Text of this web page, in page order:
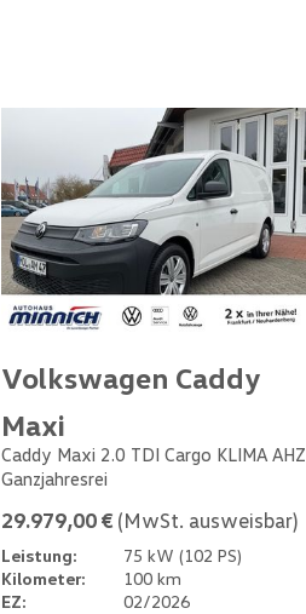
Volkswagen Caddy
Maxi
Caddy Maxi 2.0 TDI Cargo KLIMA AHZ
Ganzjahresrei
29.979,00 € (MwSt. ausweisbar)
Leistung:
75 kW (102 PS)
Kilometer:
100 km
EZ:
02/2026